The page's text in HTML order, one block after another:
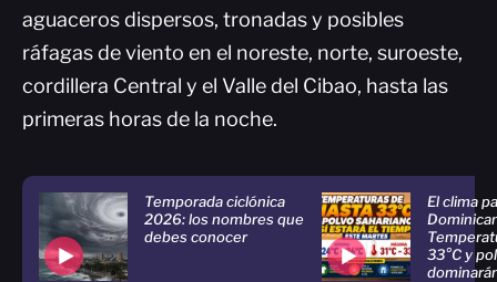
aguaceros dispersos, tronadas y posibles
ráfagas de viento en el noreste, norte, suroeste,
cordillera Central y el Valle del Cibao, hasta las
primeras horas de la noche.
Temporada ciclónica
2026: los nombres que
debes conocer
El clima
33°C y